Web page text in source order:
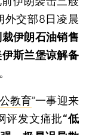
外交部8日凌晨
伊朗石油销售
斯兰堡谅解备
教育”一事迎来
评发文痛批“低